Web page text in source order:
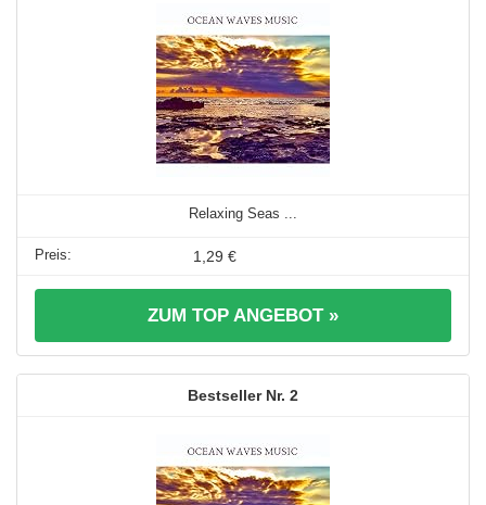
Relaxing Seas ...
1,29 €
ZUM TOP ANGEBOT »
2